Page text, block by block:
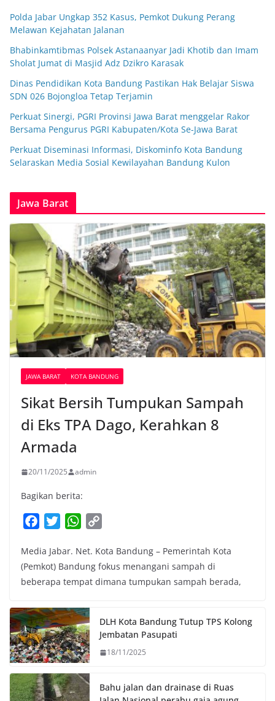
Polda Jabar Ungkap 352 Kasus, Pemkot Dukung Perang
Melawan Kejahatan Jalanan
Bhabinkamtibmas Polsek Astanaanyar Jadi Khotib dan Imam
Sholat Jumat di Masjid Adz Dzikro Karasak
Dinas Pendidikan Kota Bandung Pastikan Hak Belajar Siswa
SDN 026 Bojongloa Tetap Terjamin
Perkuat Sinergi, PGRI Provinsi Jawa Barat menggelar Rakor
Bersama Pengurus PGRI Kabupaten/Kota Se-Jawa Barat
Perkuat Diseminasi Informasi, Diskominfo Kota Bandung
Selaraskan Media Sosial Kewilayahan Bandung Kulon
Jawa Barat
JAWA BARAT KOTA BANDUNG
Sikat Bersih Tumpukan Sampah
di Eks TPA Dago, Kerahkan 8
Armada
20/11/2025 admin
Bagikan berita:
c
e
b
o
k
i
t
t
r
W
a
t
s
p
p
p
y
L
n
k
Media Jabar. Net. Kota Bandung – Pemerintah Kota
(Pemkot) Bandung fokus menangani sampah di
beberapa tempat dimana tumpukan sampah berada,
DLH Kota Bandung Tutup TPS Kolong
Jembatan Pasupati
18/11/2025
Bahu jalan dan drainase di Ruas